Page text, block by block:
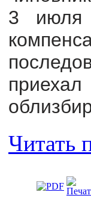
3 июля
Читать